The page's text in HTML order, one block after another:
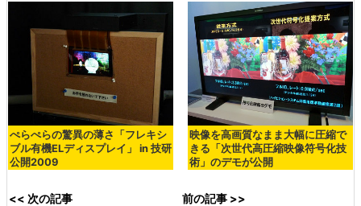
ぺらぺらの驚異の薄さ「フレキシ
ブル有機ELディスプレイ」 in 技研
公開2009
映像を高画質なまま大幅に圧縮で
きる「次世代高圧縮映像符号化技
術」のデモが公開
<< 次の記事 前の記事 >>